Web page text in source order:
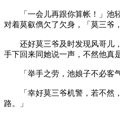
「一会儿再跟你算帐！」池轻
对着莫叡儁欠了欠身，「莫三爷
还好莫三爷及时发现风哥儿
手下回来同她说一声，不然他真
「举手之劳，池娘子不必客气
「幸好莫三爷机警，若不然
路。」